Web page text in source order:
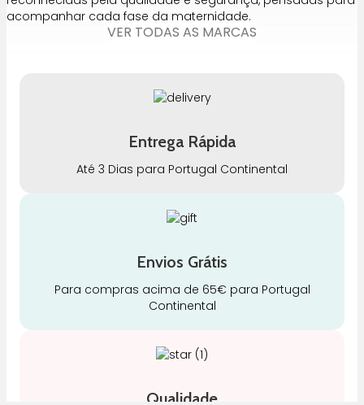
acompanhar cada fase da maternidade.
VER TODAS AS MARCAS
Entrega Rápida
Até 3 Dias para Portugal Continental
Envios Grátis
Para compras acima de 65€ para Portugal
Continental
Qualidade